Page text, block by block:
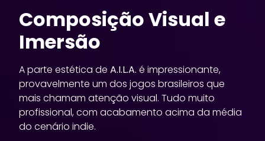
Composição Visual e
Imersão
A parte estética deA.I.L.A.é impressionante,
provavelmente um dos jogos brasileiros que
mais chamam atenção visual. Tudo muito
profissional, com acabamento acima da média
do cenário indie.